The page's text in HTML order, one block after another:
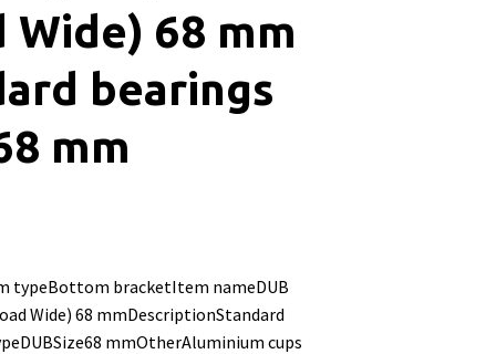
Wide) 68 mm
bearings
mm
typeBottom bracketItem nameDUB
Wide) 68 mmDescriptionStandard
mmOtherAluminium cups